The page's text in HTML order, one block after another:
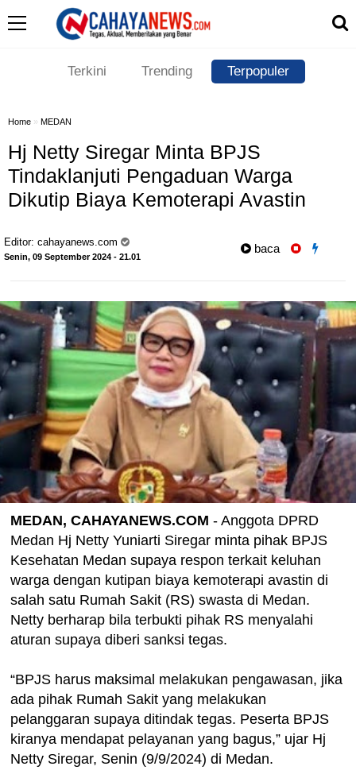
Terkini Trending Terpopuler
Home » MEDAN
Hj Netty Siregar Minta BPJS
Tindaklanjuti Pengaduan Warga
Dikutip Biaya Kemoterapi Avastin
Editor: cahayanews.com
Senin, 09 September 2024 - 21.01
baca
MEDAN, CAHAYANEWS.COM - Anggota DPRD
Medan Hj Netty Yuniarti Siregar minta pihak BPJS
Kesehatan Medan supaya respon terkait keluhan
warga dengan kutipan biaya kemoterapi avastin di
salah satu Rumah Sakit (RS) swasta di Medan.
Netty berharap bila terbukti pihak RS menyalahi
aturan supaya diberi sanksi tegas.
“BPJS harus maksimal melakukan pengawasan, jika
ada pihak Rumah Sakit yang melakukan
pelanggaran supaya ditindak tegas. Peserta BPJS
kiranya mendapat pelayanan yang bagus,” ujar Hj
Netty Siregar, Senin (9/9/2024) di Medan.